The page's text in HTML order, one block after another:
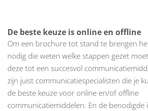
De beste keuze is online en offline
Om een brochure tot stand te brengen
nodig die weten welke stappen gezet
deze tot een succesvol
zijn juist communicatiespecialisten die je
de beste keuze voor online en/of offline
communicatiemiddelen. En de benodigde